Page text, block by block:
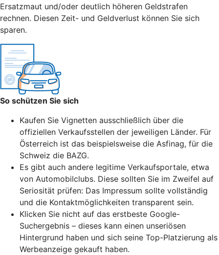
Ersatzmaut und/oder deutlich höheren Geldstrafen
rechnen. Diesen Zeit- und Geldverlust können Sie sich
sparen.
So schützen Sie sich
Kaufen Sie Vignetten ausschließlich über die
offiziellen Verkaufsstellen der jeweiligen Länder. Für
Österreich ist das beispielsweise die Asfinag, für die
Schweiz die BAZG.
Es gibt auch andere legitime Verkaufsportale, etwa
von Automobilclubs. Diese sollten Sie im Zweifel auf
Seriosität prüfen: Das Impressum sollte vollständig
und die Kontaktmöglichkeiten transparent sein.
Klicken Sie nicht auf das erstbeste Google-
Suchergebnis – dieses kann einen unseriösen
Hintergrund haben und sich seine Top-Platzierung als
Werbeanzeige gekauft haben.